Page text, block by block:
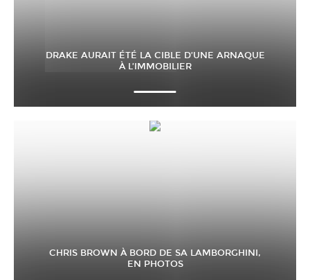
DRAKE AURAIT ÉTÉ LA CIBLE D’UNE ARNAQUE
À L’IMMOBILIER
CHRIS BROWN À BORD DE SA LAMBORGHINI,
EN PHOTOS